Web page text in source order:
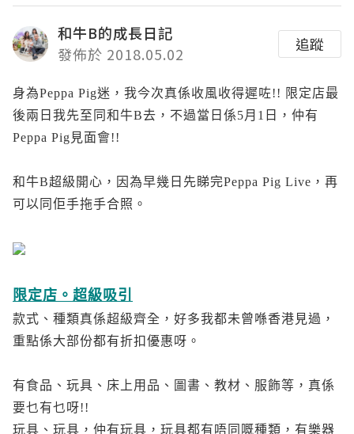
和牛B的成長日記
發佈於 2018.05.02
追蹤
身為Peppa Pig迷，我今次真係收風收得遲咗!! 限定店最
後兩日我先至同和牛B去，不過當日係5月1日，仲有
Peppa Pig見面會!!
和牛B超級開心，因為早幾日先睇完Peppa Pig Live，再
可以同佢手拖手合照。
限定店。超級吸引
款式、種類真係超級齊全，好多我都未曾喺香港見過，
重點係大部份都有折扣優惠呀。
有食品、玩具、床上用品、圖書、教材、服飾等，真係
要乜有乜呀!!
玩具、玩具，仲有玩具，玩具都有唔同嘅種類，有樂器